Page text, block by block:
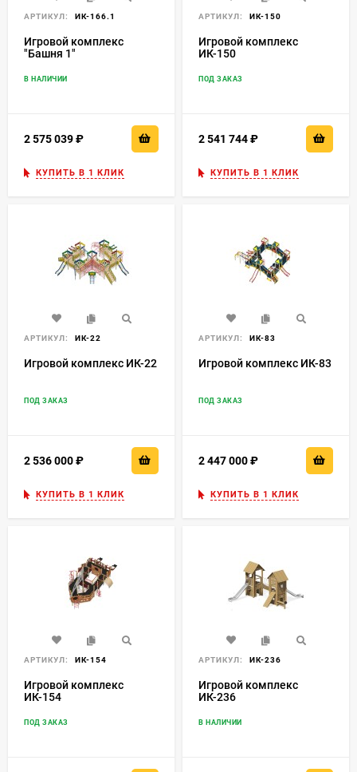
АРТИКУЛ: ИК-166.1
Игровой комплекс
"Башня 1"
В НАЛИЧИИ
2 575 039
КУПИТЬ В 1 КЛИК
АРТИКУЛ: ИК-150
Игровой комплекс
ИК-150
ПОД ЗАКАЗ
2 541 744
КУПИТЬ В 1 КЛИК
АРТИКУЛ: ИК-22
Игровой комплекс ИК-22
ПОД ЗАКАЗ
2 536 000
КУПИТЬ В 1 КЛИК
АРТИКУЛ: ИК-83
Игровой комплекс ИК-83
ПОД ЗАКАЗ
2 447 000
КУПИТЬ В 1 КЛИК
АРТИКУЛ: ИК-154
Игровой комплекс
ИК-154
ПОД ЗАКАЗ
АРТИКУЛ: ИК-236
Игровой комплекс
ИК-236
В НАЛИЧИИ